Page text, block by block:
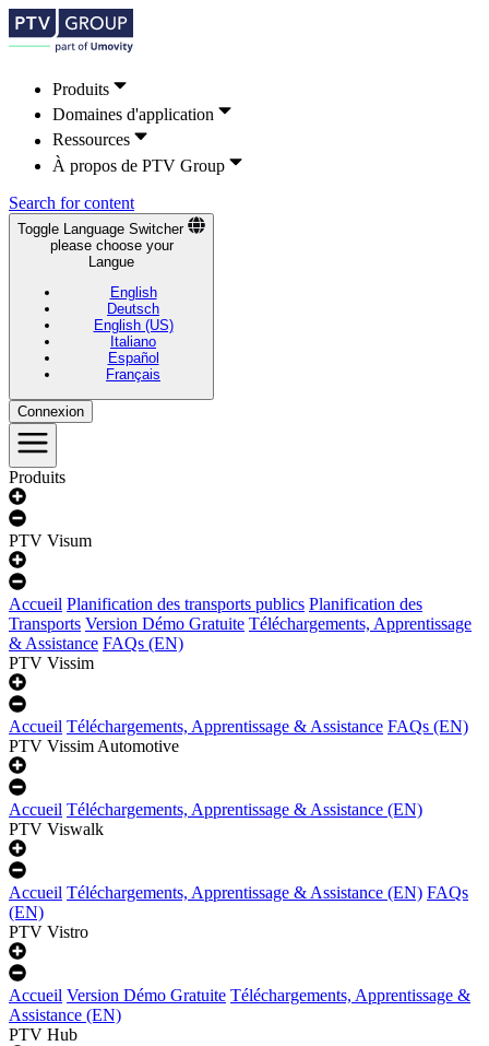
Produits
Domaines d'application
Ressources
À propos de PTV Group
Search for content
Toggle Language Switcher
please choose your
Langue
English
Deutsch
English (US)
Italiano
Español
Français
Connexion
Produits
PTV Visum
Accueil Planification des transports publics Planification des
Transports Version Démo Gratuite Téléchargements, Apprentissage
& Assistance FAQs (EN)
PTV Vissim
Accueil Téléchargements, Apprentissage & Assistance FAQs (EN)
PTV Vissim Automotive
Accueil Téléchargements, Apprentissage & Assistance (EN)
PTV Viswalk
Accueil Téléchargements, Apprentissage & Assistance (EN) FAQs
(EN)
PTV Vistro
Accueil Version Démo Gratuite Téléchargements, Apprentissage &
Assistance (EN)
PTV Hub